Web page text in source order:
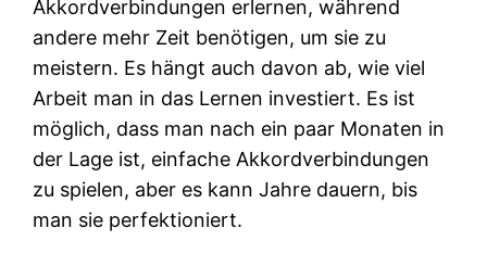
Akkordverbindungen erlernen, während
andere mehr Zeit benötigen, um sie zu
meistern. Es hängt auch davon ab, wie viel
Arbeit man in das Lernen investiert. Es ist
möglich, dass man nach ein paar Monaten in
der Lage ist, einfache Akkordverbindungen
zu spielen, aber es kann Jahre dauern, bis
man sie perfektioniert.